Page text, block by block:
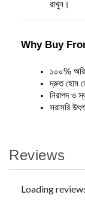
রাখুন।
Why Buy
১০০%
দ্রুত হোম
নিরাপদ ও
সরাসরি
Reviews
Loading